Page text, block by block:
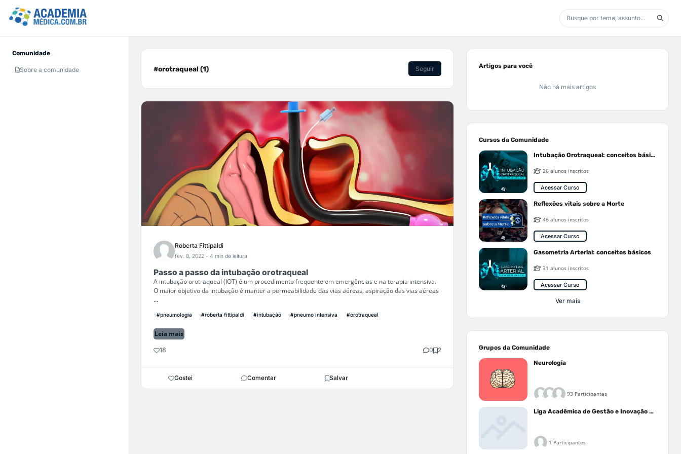
Comunidade
Sobre a comunidade #orotraqueal (1) Seguir
Roberta Fittipaldi
fev. 8, 2022 - 4 min de leitura
Passo a passo da intubação orotraqueal
A intubação orotraqueal (IOT) é um procedimento frequente em emergências e na terapia intensiva.
O maior objetivo da intubação é manter a permeabilidade das vias aéreas, aspiração das vias aéreas
...
#pneumologia #roberta fittipaldi #intubação #pneumo intensiva #orotraqueal
Leia mais
18 0 2
Gostei Comentar Salvar
Artigos para você
Não há mais artigos
Cursos da Comunidade
Intubação Orotraqueal: conceitos básicos
26 alunos inscritos
Acessar Curso
Reflexões vitais sobre a Morte
46 alunos inscritos
Acessar Curso
Gasometria Arterial: conceitos básicos
31 alunos inscritos
Acessar Curso
Ver mais
Grupos da Comunidade
Neurologia
93 Participantes
Liga Acadêmica de Gestão e Inovação Médica - LAGIM
1 Participantes